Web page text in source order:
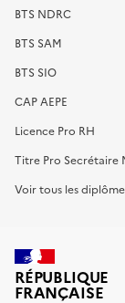
BTS NDRC
BTS SAM
BTS SIO
CAP AEPE
Licence Pro RH
Titre Pro Secrétaire
Voir tous les
RÉPUBLIQUE
FRANÇAISE